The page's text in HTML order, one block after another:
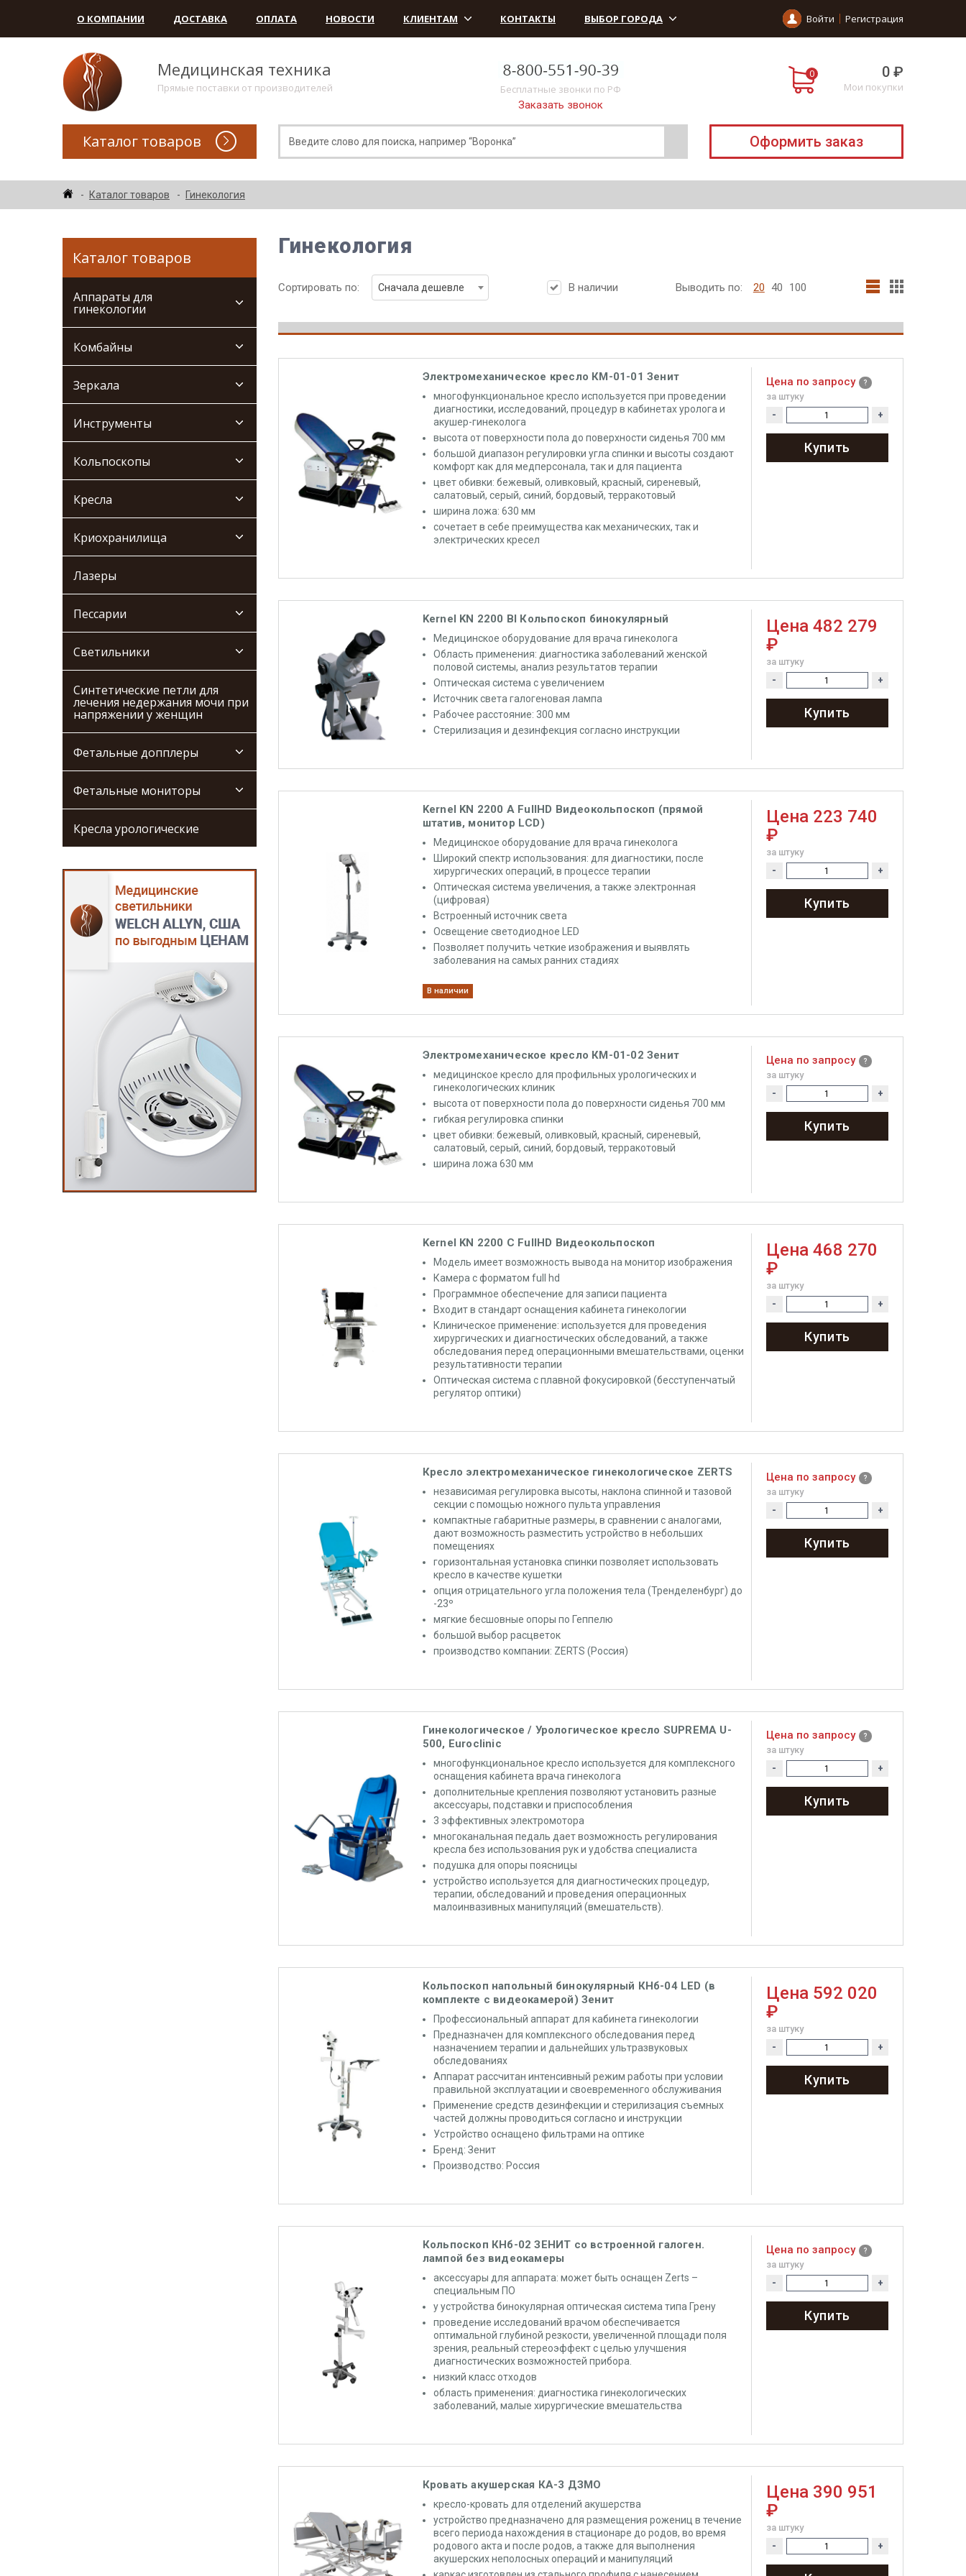
О КОМПАНИИ ДОСТАВКА ОПЛАТА НОВОСТИ КЛИЕНТАМ КОНТАКТЫ ВЫБОР ГОРОДА Войти Регистрация
Медицинская техника
Прямые поставки от производителей
Бесплатные звонки по РФ
Заказать звонок
0 ₽
Мои покупки
Каталог товаров Оформить заказ
Каталог товаров Гинекология
Каталог товаров
Аппараты для
гинекологии
Комбайны
Зеркала
Инструменты
Кольпоскопы
Кресла
Криохранилища
Лазеры
Пессарии
Светильники
Синтетические петли для
лечения недержания мочи при
напряжении у женщин
Фетальные допплеры
Фетальные мониторы
Кресла урологические
Гинекология
Сортировать по: Сначала дешевле В наличии Выводить по: 20 40 100
Электромеханическое кресло КМ-01-01 Зенит
многофункциональное кресло используется при проведении
диагностики, исследований, процедур в кабинетах уролога и
акушер-гинеколога
высота от поверхности пола до поверхности сиденья 700 мм
большой диапазон регулировки угла спинки и высоты создают
комфорт как для медперсонала, так и для пациента
цвет обивки: бежевый, оливковый, красный, сиреневый,
салатовый, серый, синий, бордовый, терракотовый
ширина ложа: 630 мм
сочетает в себе преимущества как механических, так и
электрических кресел
Цена по запросу
за штуку
- +
Купить
Kernel KN 2200 BI Кольпоскоп бинокулярный
Медицинское оборудование для врача гинеколога
Область применения: диагностика заболеваний женской
половой системы, анализ результатов терапии
Оптическая система с увеличением
Источник света галогеновая лампа
Рабочее расстояние: 300 мм
Стерилизация и дезинфекция согласно инструкции
Цена 482 279
₽
за штуку
- +
Купить
Kernel KN 2200 A FullHD Видеокольпоскоп (прямой
штатив, монитор LCD)
Медицинское оборудование для врача гинеколога
Широкий спектр использования: для диагностики, после
хирургических операций, в процессе терапии
Оптическая система увеличения, а также электронная
(цифровая)
Встроенный источник света
Освещение светодиодное LED
Позволяет получить четкие изображения и выявлять
заболевания на самых ранних стадиях
В наличии
Цена 223 740
₽
за штуку
- +
Купить
Электромеханическое кресло КМ-01-02 Зенит
медицинское кресло для профильных урологических и
гинекологических клиник
высота от поверхности пола до поверхности сиденья 700 мм
гибкая регулировка спинки
цвет обивки: бежевый, оливковый, красный, сиреневый,
салатовый, серый, синий, бордовый, терракотовый
ширина ложа 630 мм
Цена по запросу
за штуку
- +
Купить
Kernel KN 2200 C FullHD Видеокольпоскоп
Модель имеет возможность вывода на монитор изображения
Камера с форматом full hd
Программное обеспечение для записи пациента
Входит в стандарт оснащения кабинета гинекологии
Клиническое применение: используется для проведения
хирургических и диагностических обследований, а также
обследования перед операционными вмешательствами, оценки
результативности терапии
Оптическая система с плавной фокусировкой (бесступенчатый
регулятор оптики)
Цена 468 270
₽
за штуку
- +
Купить
Кресло электромеханическое гинекологическое ZERTS
независимая регулировка высоты, наклона спинной и тазовой
секции с помощью ножного пульта управления
компактные габаритные размеры, в сравнении с аналогами,
дают возможность разместить устройство в небольших
помещениях
горизонтальная установка спинки позволяет использовать
кресло в качестве кушетки
опция отрицательного угла положения тела (Тренделенбург) до
-23º
мягкие бесшовные опоры по Геппелю
большой выбор расцветок
производство компании: ZERTS (Россия)
Цена по запросу
за штуку
- +
Купить
Гинекологическое / Урологическое кресло SUPREMA U-
500, Euroclinic
многофункциональное кресло используется для комплексного
оснащения кабинета врача гинеколога
дополнительные крепления позволяют установить разные
аксессуары, подставки и приспособления
3 эффективных электромотора
многоканальная педаль дает возможность регулирования
кресла без использования рук и удобства специалиста
подушка для опоры поясницы
устройство используется для диагностических процедур,
терапии, обследований и проведения операционных
малоинвазивных манипуляций (вмешательств).
Цена по запросу
за штуку
- +
Купить
Кольпоскоп напольный бинокулярный КНб-04 LED (в
комплекте с видеокамерой) Зенит
Профессиональный аппарат для кабинета гинекологии
Предназначен для комплексного обследования перед
назначением терапии и дальнейших ультразвуковых
обследованиях
Аппарат рассчитан интенсивный режим работы при условии
правильной эксплуатации и своевременного обслуживания
Применение средств дезинфекции и стерилизация съемных
частей должны проводиться согласно и инструкции
Устройство оснащено фильтрами на оптике
Бренд: Зенит
Производство: Россия
Цена 592 020
₽
за штуку
- +
Купить
Кольпоскоп КНб-02 ЗЕНИТ со встроенной галоген.
лампой без видеокамеры
аксессуары для аппарата: может быть оснащен Zerts –
специальным ПО
у устройства бинокулярная оптическая система типа Грену
проведение исследований врачом обеспечивается
оптимальной глубиной резкости, увеличенной площади поля
зрения, реальный стереоэффект с целью улучшения
диагностических возможностей прибора.
низкий класс отходов
область применения: диагностика гинекологических
заболеваний, малые хирургические вмешательства
Цена по запросу
за штуку
- +
Купить
Кровать акушерская КА-3 ДЗМО
кресло-кровать для отделений акушерства
устройство предназначено для размещения рожениц в течение
всего периода нахождения в стационаре до родов, во время
родового акта и после родов, а также для выполнения
акушерских неполосных операций и манипуляций
Цена 390 951
₽
за штуку
- +